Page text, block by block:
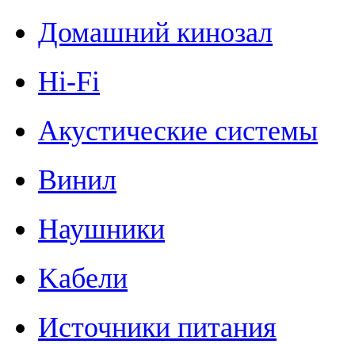
Домашний кинозал
Hi-Fi
Акустические системы
Винил
Наушники
Kабели
Источники питания